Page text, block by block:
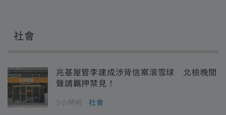
社會
兆基屋管李建成涉背信案滾雪球 北檢晚間
聲請羈押禁見！
3小時前 社會